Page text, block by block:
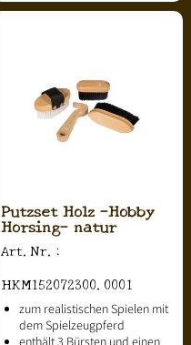
Putzset Holz -Hobby
Horsing- natur
Art.Nr.:
HKM152072300.0001
zum realistischen Spielen mit
dem Spielzeugpferd
enthält 3 Bürsten und einen